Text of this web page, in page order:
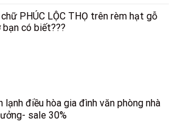
PHÚC LỘC THỌ trên rèm hạt gỗ
có biết???
lạnh điều hòa gia đình văn phòng nhà
sale 30%